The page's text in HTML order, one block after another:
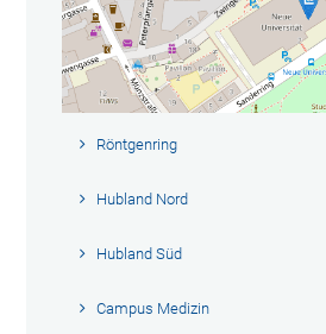
Röntgenring
Hubland Nord
Hubland Süd
Campus Medizin